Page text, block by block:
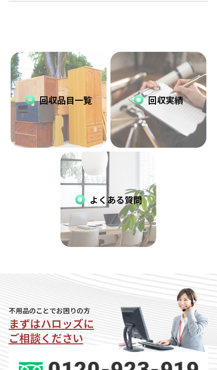
回収品目一覧 回収実績
よくある質問
不用品のことでお困りの方
まずはハロッズに
ご相談ください